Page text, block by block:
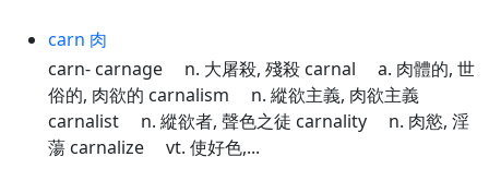
carn 肉
carn- carnage n. 大屠殺, 殘殺 carnal a. 肉體的, 世
俗的, 肉欲的 carnalism n. 縱欲主義, 肉欲主義
carnalist n. 縱欲者, 聲色之徒 carnality n. 肉慾, 淫
蕩 carnalize vt. 使好色,...